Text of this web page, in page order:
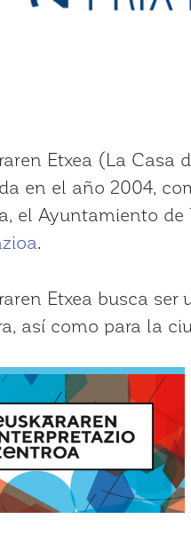
Etxea (La Casa
en el año 2004,
el Ayuntamiento
.
Etxea busca
así como para la